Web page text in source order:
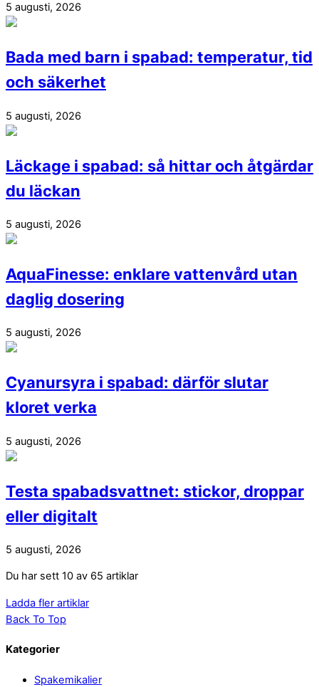
5 augusti, 2026
Bada med barn i spabad: temperatur, tid
och säkerhet
5 augusti, 2026
Läckage i spabad: så hittar och åtgärdar
du läckan
5 augusti, 2026
AquaFinesse: enklare vattenvård utan
daglig dosering
5 augusti, 2026
Cyanursyra i spabad: därför slutar
kloret verka
5 augusti, 2026
Testa spabadsvattnet: stickor, droppar
eller digitalt
5 augusti, 2026
Du har sett 10 av 65 artiklar
Ladda fler artiklar
Back To Top
Kategorier
Spakemikalier